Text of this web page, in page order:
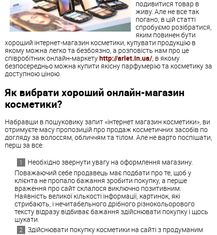
подивитися товар в
живу. Але не все так
погано, в цій статті
спробуємо розібратися,
яким повинен бути
хороший інтернет-магазин косметики, купувати продукцію в
якому можна легко та безбоязно, а розповість нам про це
співробітник онлайн-маркетуhttp://arlet.in.ua/, в якому
безпосередньо можна купити якісну парфумерію та косметику за
доступною ціною.
Як вибрати хороший онлайн-магазин
косметики?
Набравши в пошуковику запит «інтернет магазин косметики», ви
отримуєте масу пропозицій про продаж косметичних засобів по
догляду за волоссям, обличчям та тілом. Але не варто поспішати,
перш за все:
Необхідно звернути увагу на оформлення магазину.
Поважаючий себе продавець має подбати про те, щоб у
клієнта не пропало бажання зробити покупку, а перше
враження про сайт склалося виключно позитивним.
Наявність великої кількості інформації, картинок, які
стрибають, і нечитабельного дрібного різнокольорового
тексту відразу відбиває бажання здійснювати покупку і щось
шукати.
Здійснювати покупку косметики на сайті з продуманим